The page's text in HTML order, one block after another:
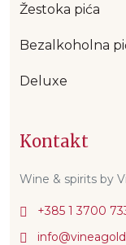
Žestoka pića
Bezalkoholna
Deluxe
Kontakt
Wine & spirits by
+385 1 3700